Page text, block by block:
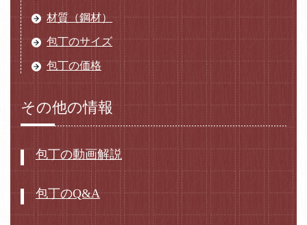
材質（鋼材）
包丁のサイズ
包丁の価格
その他の情報
包丁の動画解説
包丁のQ&A